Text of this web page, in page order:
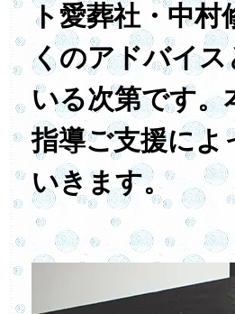
ト愛葬社・中村
くのアドバイ
いる次第です
指導ご支援によ
いきます。